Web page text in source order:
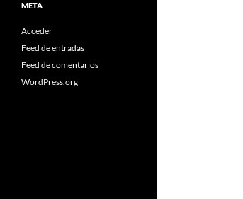
META
Acceder
Feed de entradas
Feed de comentarios
WordPress.org